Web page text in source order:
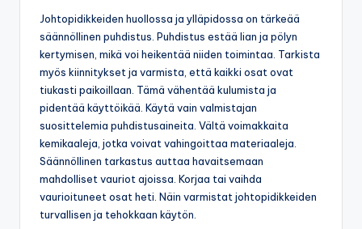
Johtopidikkeiden huollossa ja ylläpidossa on tärkeää
säännöllinen puhdistus. Puhdistus estää lian ja pölyn
kertymisen, mikä voi heikentää niiden toimintaa. Tarkista
myös kiinnitykset ja varmista, että kaikki osat ovat
tiukasti paikoillaan. Tämä vähentää kulumista ja
pidentää käyttöikää. Käytä vain valmistajan
suosittelemia puhdistusaineita. Vältä voimakkaita
kemikaaleja, jotka voivat vahingoittaa materiaaleja.
Säännöllinen tarkastus auttaa havaitsemaan
mahdolliset vauriot ajoissa. Korjaa tai vaihda
vaurioituneet osat heti. Näin varmistat johtopidikkeiden
turvallisen ja tehokkaan käytön.